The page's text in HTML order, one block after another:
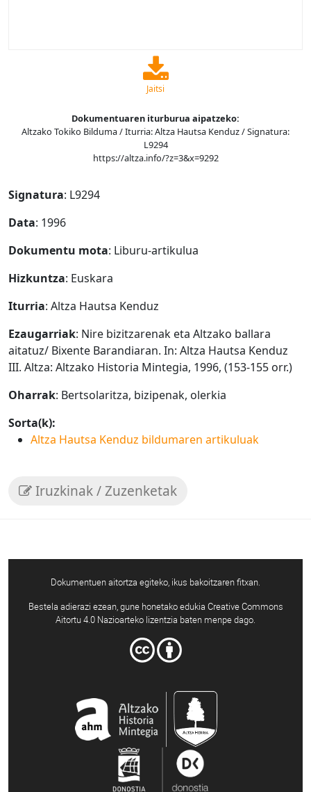
Jaitsi
Dokumentuaren iturburua aipatzeko:
Altzako Tokiko Bilduma / Iturria: Altza Hautsa Kenduz / Signatura:
L9294
https://altza.info/?z=3&x=9292
Signatura: L9294
Data: 1996
Dokumentu mota: Liburu-artikulua
Hizkuntza: Euskara
Iturria: Altza Hautsa Kenduz
Ezaugarriak: Nire bizitzarenak eta Altzako ballara
aitatuz/ Bixente Barandiaran. In: Altza Hautsa Kenduz
III. Altza: Altzako Historia Mintegia, 1996, (153-155 orr.)
Oharrak: Bertsolaritza, bizipenak, olerkia
Sorta(k):
Altza Hautsa Kenduz bildumaren artikuluak
Iruzkinak / Zuzenketak
Dokumentuen aitortza egiteko, ikus bakoitzaren fitxan.
Bestela adierazi ezean, gune honetako edukia Creative Commons
Aitortu 4.0 Nazioarteko lizentzia baten menpe dago.